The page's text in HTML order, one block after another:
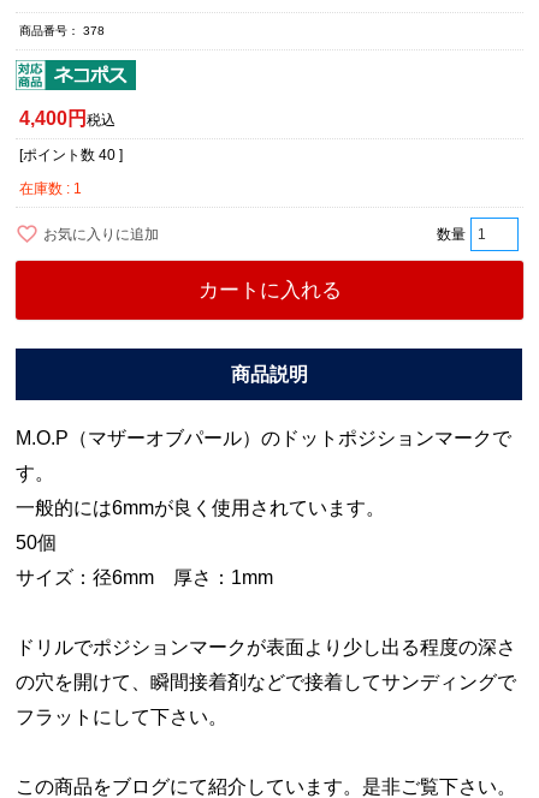
商品番号 378
4,400 税込
[ポイント数 40 ]
在庫数
1
お気に入りに追加
カートに入れる
M.O.P（マザーオブパール）のドットポジションマークで
す。
一般的には6mmが良く使用されています。
50個
サイズ：径6mm 厚さ：1mm
ドリルでポジションマークが表面より少し出る程度の深さ
の穴を開けて、瞬間接着剤などで接着してサンディングで
フラットにして下さい。
この商品をブログにて紹介しています。是非ご覧下さい。